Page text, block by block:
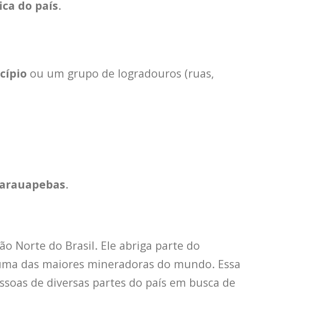
do país.
ou um grupo de logradouros (ruas,
.
Norte do Brasil. Ele abriga parte do
das maiores mineradoras do mundo. Essa
de diversas partes do país em busca de